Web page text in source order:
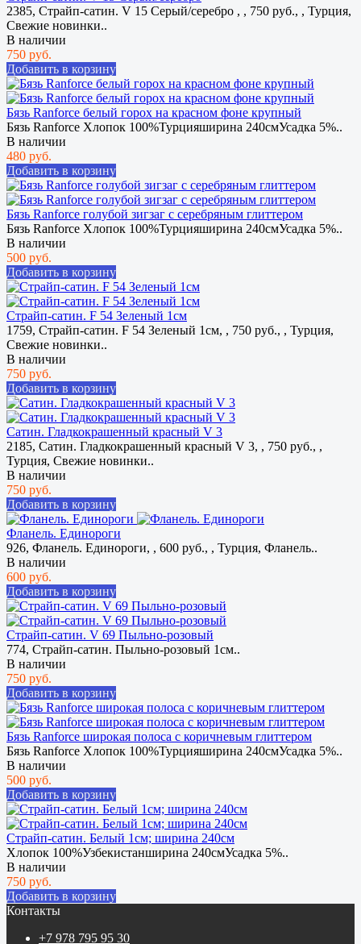
2385, Страйп-сатин. V 15 Cерый/серебро , , 750 руб., , Турция,
Свежие новинки..
В наличии
750 руб.
Добавить в корзину
Бязь Ranforce белый горох на красном фоне крупный
Бязь Ranforce Хлопок 100%Турцияширина 240смУсадка 5%..
В наличии
480 руб.
Добавить в корзину
Бязь Ranforce голубой зигзаг с серебряным глиттером
Бязь Ranforce Хлопок 100%Турцияширина 240смУсадка 5%..
В наличии
500 руб.
Добавить в корзину
Страйп-сатин. F 54 Зеленый 1см
1759, Страйп-сатин. F 54 Зеленый 1см, , 750 руб., , Турция,
Свежие новинки..
В наличии
750 руб.
Добавить в корзину
Сатин. Гладкокрашенный красный V 3
2185, Сатин. Гладкокрашенный красный V 3, , 750 руб., ,
Турция, Свежие новинки..
В наличии
750 руб.
Добавить в корзину
Фланель. Единороги
926, Фланель. Единороги, , 600 руб., , Турция, Фланель..
В наличии
600 руб.
Добавить в корзину
Страйп-сатин. V 69 Пыльно-розовый
774, Страйп-сатин. Пыльно-розовый 1см..
В наличии
750 руб.
Добавить в корзину
Бязь Ranforce широкая полоса с коричневым глиттером
Бязь Ranforce Хлопок 100%Турцияширина 240смУсадка 5%..
В наличии
500 руб.
Добавить в корзину
Страйп-сатин. Белый 1см; ширина 240см
Хлопок 100%Узбекистанширина 240смУсадка 5%..
В наличии
750 руб.
Добавить в корзину
Контакты
+7 978 795 95 30